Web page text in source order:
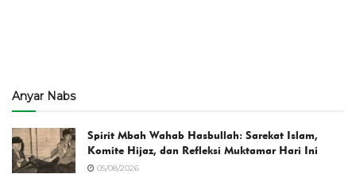
Anyar Nabs
Spirit Mbah Wahab Hasbullah: Sarekat Islam,
Komite Hijaz, dan Refleksi Muktamar Hari Ini
05/08/2026